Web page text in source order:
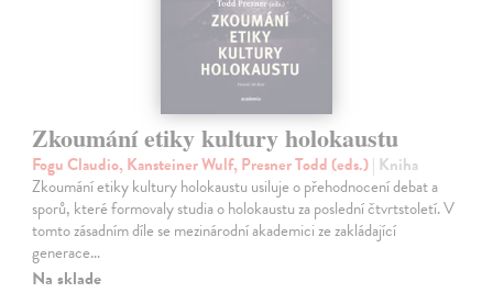
Zkoumání etiky kultury holokaustu
Fogu Claudio, Kansteiner Wulf, Presner Todd (eds.)| Kniha
Zkoumání etiky kultury holokaustu usiluje o přehodnocení debat a
sporů, které formovaly studia o holokaustu za poslední čtvrtstoletí. V
tomto zásadním díle se mezinárodní akademici ze zakládající
generace…
Na sklade